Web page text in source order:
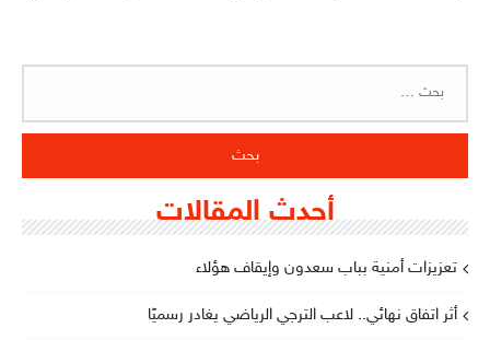
أحدث المقالات
تعزيزات أمنية بباب سعدون وإيقاف هؤلاء
أثر اتفاق نهائي.. لاعب الترجي الرياضي يغادر رسميًا